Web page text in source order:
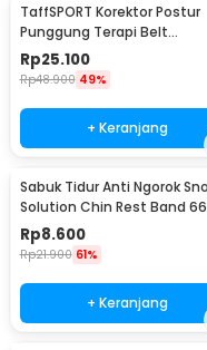
TaffSPORT Korektor Postur
Punggung Terapi Belt
Magnetic XL - T025
Rp25.100
Rp48.900 49%
+ Keranjang
Sabuk Tidur Anti Ngorok
Solution Chin Rest Band
- 5582
Rp8.600
Rp21.900 61%
+ Keranjang